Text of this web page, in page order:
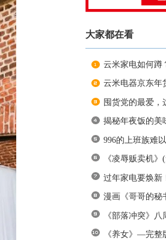
大家都在看
云米家电如何蹲
云米电器京东年
囤货党的最爱，
揭秘年夜饭的美
996的上班族难
《凌辱贩卖机
过年家电要焕新
漫画《哥哥的秘
《部落冲突》
《养女》—完整